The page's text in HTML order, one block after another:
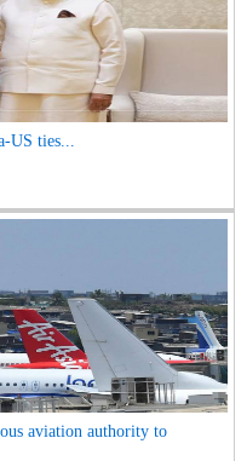
US ties...
aviation authority to